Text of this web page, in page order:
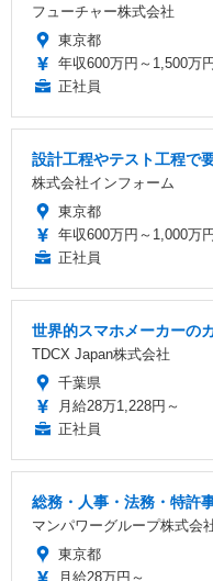
フューチャー株式会社
東京都
年収600万円～1,500万円
正社員
設計工程やテスト工程で
株式会社インフォーム
東京都
年収600万円～1,000万円
正社員
世界的スマホメーカーの
TDCX Japan株式会社
千葉県
月給28万1,228円～
正社員
総務・人事・法務・特許
マンパワーグループ株式会
東京都
月給28万円～